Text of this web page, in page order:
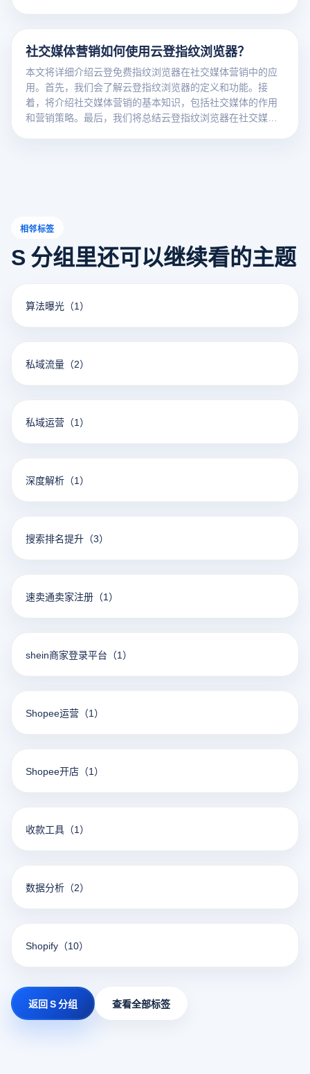
社交媒体营销如何使用云登指纹浏览器？
本文将详细介绍云登免费指纹浏览器在社交媒体营销中的应
用。首先，我们会了解云登指纹浏览器的定义和功能。接
着，将介绍社交媒体营销的基本知识，包括社交媒体的作用
和营销策略。最后，我们将总结云登指纹浏览器在社交媒体
相邻标签
S 分组里还可以继续看的主题
算法曝光 （1）
私域流量 （2）
私域运营 （1）
深度解析 （1）
搜索排名提升 （3）
速卖通卖家注册 （1）
shein商家登录平台 （1）
Shopee运营 （1）
Shopee开店 （1）
收款工具 （1）
数据分析 （2）
Shopify （10）
返回 S 分组 查看全部标签